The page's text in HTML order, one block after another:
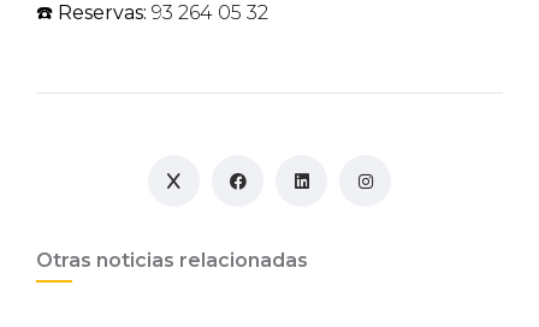
☎️ Reservas: 93 264 05 32
Otras noticias relacionadas